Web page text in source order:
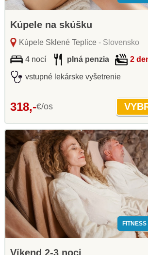
Kúpele na skúšku
Kúpele Sklené Teplice- Slovensko
4 nocí plná penzia 2
vstupné lekárske vyšetrenie
318,-€/os
Víkend 2-3 noci